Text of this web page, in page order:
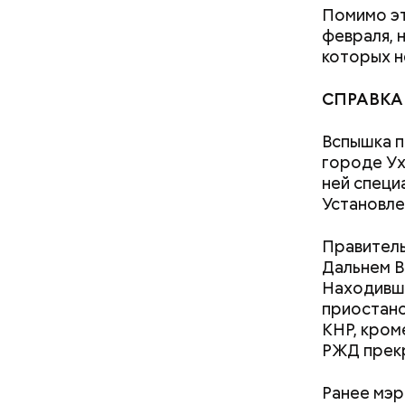
Помимо
февраля,
которых
Вспышка
городе
ней
Дальнем
КНР,
РЖД
Ранее
—
его
образом,
Многие
политику
стал бы
Львова
попытки
кормить
Союзное
собрать
пор
чем под